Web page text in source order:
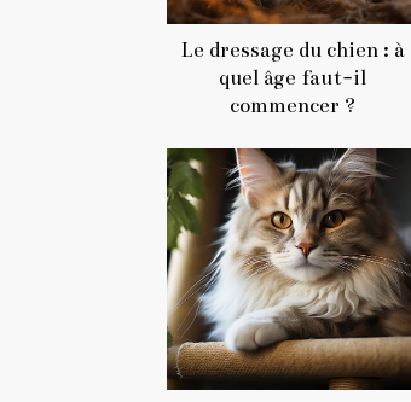
Le dressage du chien : à
quel âge faut-il
commencer ?